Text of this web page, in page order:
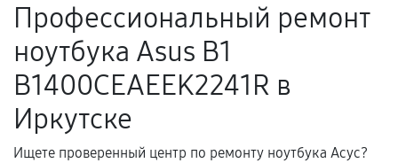
Поломка установленной детали при
нормальной эксплуатации в течение
гарантийного срока.
Несоответствие комплектующей заявленным
техническим характеристикам.
Профессиональный ремонт
ноутбука Asus B1
B1400CEAEEK2241R в
Иркутске
Ищете проверенный центр по ремонту ноутбука Асус?